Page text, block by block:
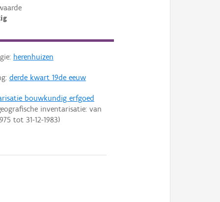
herenhuizen
derde kwart 19de eeuw
bouwkundig erfgoed
inventarisatie: van
tot 31-12-1983)